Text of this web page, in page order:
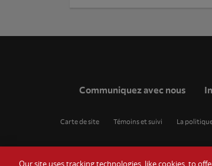
Communiquez avec nous
Carte de site Témoins et suivi La
Our site uses tracking technologies, like cookies, to